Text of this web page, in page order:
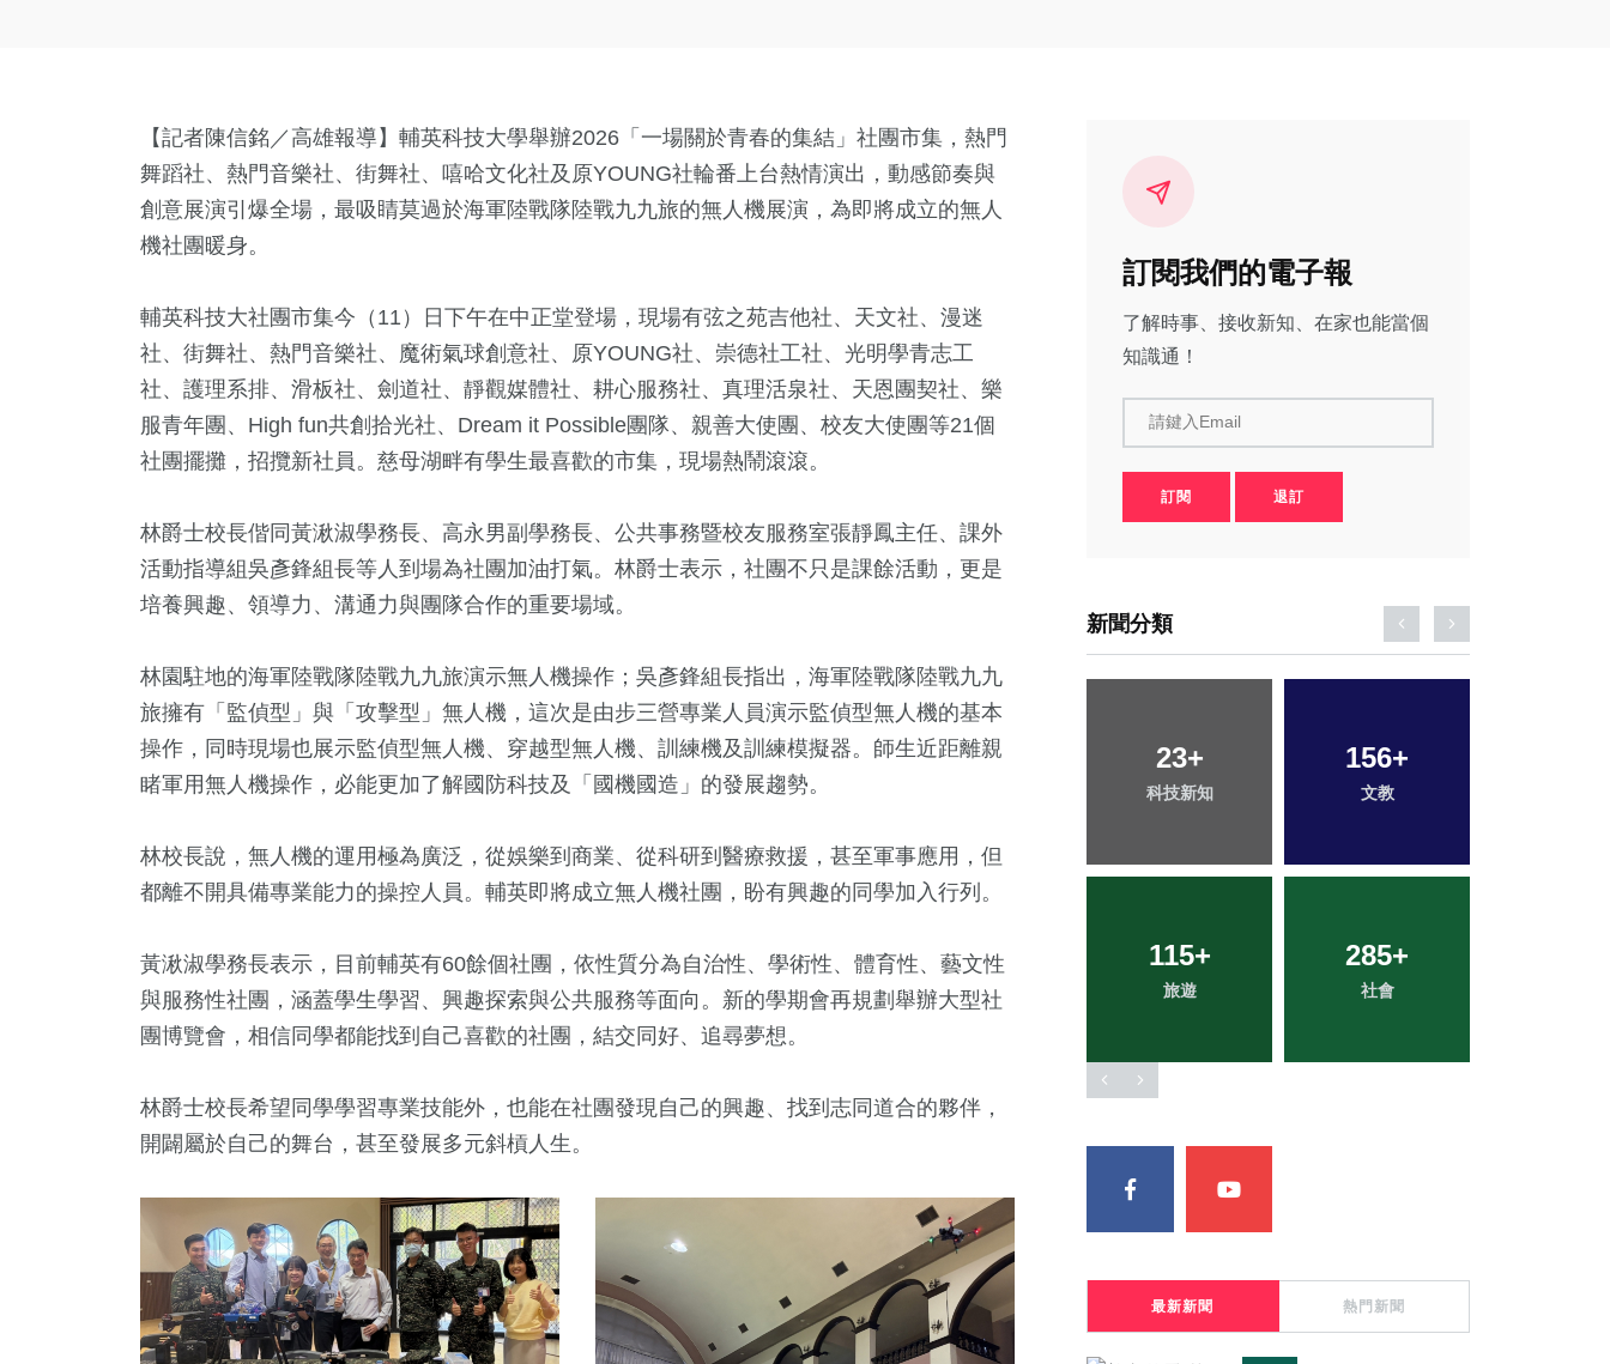
【記者陳信銘／高雄報導】輔英科技大學舉辦2026「一場關於青春的集結」社團市集，熱門
舞蹈社、熱門音樂社、街舞社、嘻哈文化社及原YOUNG社輪番上台熱情演出，動感節奏與
創意展演引爆全場，最吸睛莫過於海軍陸戰隊陸戰九九旅的無人機展演，為即將成立的無人
機社團暖身。
輔英科技大社團市集今（11）日下午在中正堂登場，現場有弦之苑吉他社、天文社、漫迷
社、街舞社、熱門音樂社、魔術氣球創意社、原YOUNG社、崇德社工社、光明學青志工
社、護理系排、滑板社、劍道社、靜觀媒體社、耕心服務社、真理活泉社、天恩團契社、樂
服青年團、High fun共創拾光社、Dream it Possible團隊、親善大使團、校友大使團等21個
社團擺攤，招攬新社員。慈母湖畔有學生最喜歡的市集，現場熱鬧滾滾。
林爵士校長偕同黃湫淑學務長、高永男副學務長、公共事務暨校友服務室張靜鳳主任、課外
活動指導組吳彥鋒組長等人到場為社團加油打氣。林爵士表示，社團不只是課餘活動，更是
培養興趣、領導力、溝通力與團隊合作的重要場域。
林園駐地的海軍陸戰隊陸戰九九旅演示無人機操作；吳彥鋒組長指出，海軍陸戰隊陸戰九九
旅擁有「監偵型」與「攻擊型」無人機，這次是由步三營專業人員演示監偵型無人機的基本
操作，同時現場也展示監偵型無人機、穿越型無人機、訓練機及訓練模擬器。師生近距離親
睹軍用無人機操作，必能更加了解國防科技及「國機國造」的發展趨勢。
林校長說，無人機的運用極為廣泛，從娛樂到商業、從科研到醫療救援，甚至軍事應用，但
都離不開具備專業能力的操控人員。輔英即將成立無人機社團，盼有興趣的同學加入行列。
黃湫淑學務長表示，目前輔英有60餘個社團，依性質分為自治性、學術性、體育性、藝文性
與服務性社團，涵蓋學生學習、興趣探索與公共服務等面向。新的學期會再規劃舉辦大型社
團博覽會，相信同學都能找到自己喜歡的社團，結交同好、追尋夢想。
林爵士校長希望同學學習專業技能外，也能在社團發現自己的興趣、找到志同道合的夥伴，
開闢屬於自己的舞台，甚至發展多元斜槓人生。
訂閱我們的電子報
了解時事、接收新知、在家也能當個
知識通！
請鍵入Email
訂閱 退訂
新聞分類
1+
大陸
84+
專欄
479+
綜合新聞
50+
農業
151+
健康
23+
科技新知
156+
文教
115+
旅遊
285+
社會
34+
頭條
1+
大陸
47+
宗教
84+
專欄
最新新聞 熱門新聞